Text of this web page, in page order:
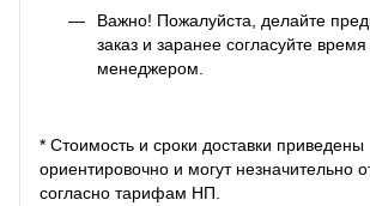
Важно! Пожалуйста, делайте
заказ и заранее согласуйте
менеджером.
* Стоимость и сроки доставки приведены
ориентировочно и могут незначительно
согласно тарифам НП.